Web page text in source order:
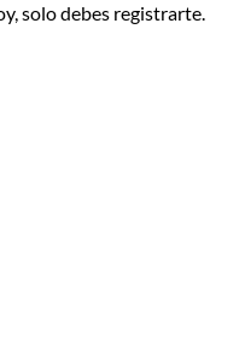
solo debes registrarte.